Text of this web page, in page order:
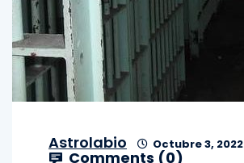
Astrolabio Octubre 3, 2022
Comments (0)